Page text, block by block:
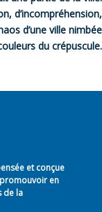
d’incompréhension,
d’une ville nimbée
du crépuscule.
et conçue
en
de la